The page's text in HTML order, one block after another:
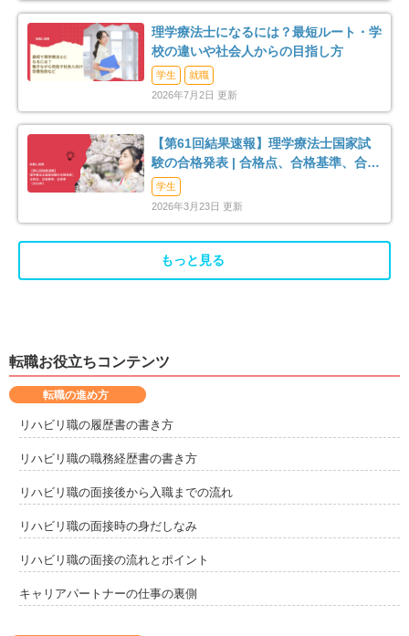
足柄下郡真鶴町 足柄下郡湯河原町
愛甲郡愛川町 4
理学療法士になるには？最短ルート・学
校の違いや社会人からの目指し方
学生
就職
2026年7月2日 更新
【第61回結果速報】理学療法士国家試
験の合格発表 | 合格点、合格基準、合格
率（2026年）
学生
2026年3月23日 更新
もっと見る
転職お役立ちコンテンツ
転職の進め方
リハビリ職の履歴書の書き方
リハビリ職の職務経歴書の書き方
リハビリ職の面接後から入職までの流れ
リハビリ職の面接時の身だしなみ
リハビリ職の面接の流れとポイント
キャリアパートナーの仕事の裏側